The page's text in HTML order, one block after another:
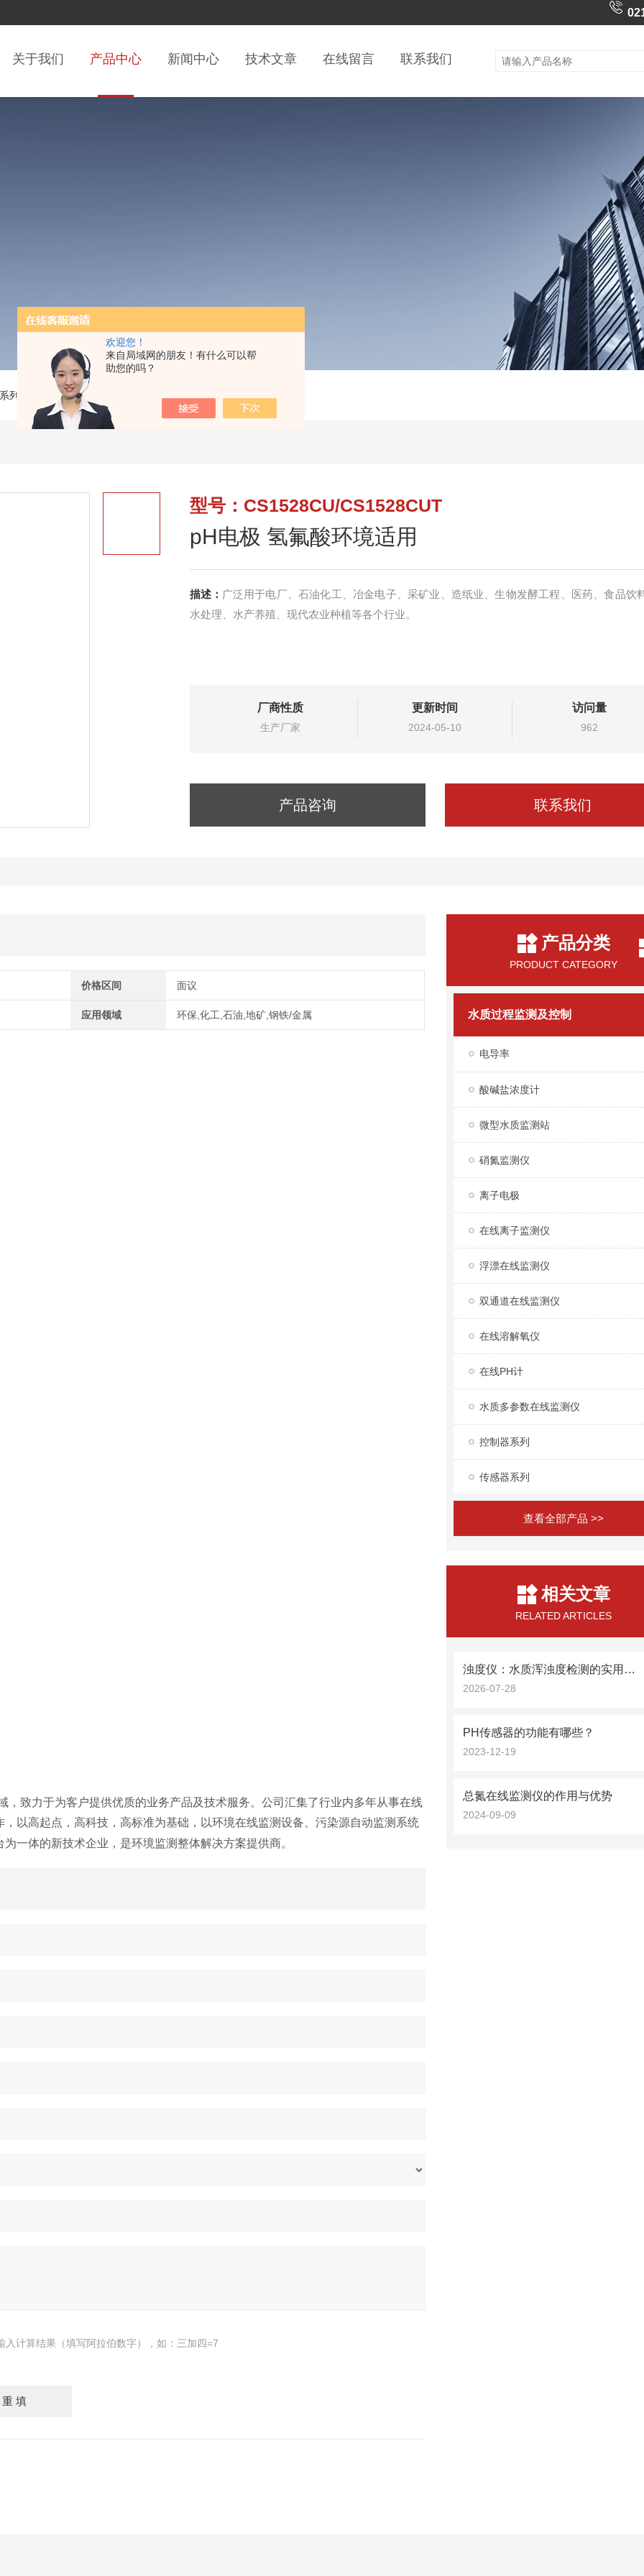
欢迎您！
来自局域网的朋友！有什么可以帮
助您的吗？
关于我们 产品中心 新闻中心 技术文章 在线留言 联系我们
列 CS1528CU/CS1528CUTpH电极 氢氟酸环境适用
型号：CS1528CU/CS1528CUT
pH电极 氢氟酸环境适用
描述： 广泛用于电厂、石油化工、冶金电子、采矿业、造纸业、生物发酵工程、医药、食品饮
水处理、水产养殖、现代农业种植等各个行业。
厂商性质
生产厂家
更新时间
2024-05-10
访问量
962
产品咨询 联系我们
价格区间 面议
应用领域 环保,化工,石油,地矿,钢铁/金属
致力于为客户提供优质的业务产品及技术服务。公司汇集了行业内多年从事在线
以高起点，高科技， 高标准为基础，以环境在线监测设备、污染源自动监测系统
为一体的新技术企业，是环境监测整体解决方案提供商。
入计算结果（填写阿拉伯数字），如：三加四=7
产品分类
PRODUCT CATEGORY
水质过程监测及控制
电导率
酸碱盐浓度计
微型水质监测站
硝氮监测仪
离子电极
在线离子监测仪
浮漂在线监测仪
双通道在线监测仪
在线溶解氧仪
在线PH计
水质多参数在线监测仪
控制器系列
传感器系列
查看全部产品 >>
相关文章
RELATED ARTICLES
浊度仪：水质浑浊度检测的实用设备
2026-07-28
PH传感器的功能有哪些？
2023-12-19
总氮在线监测仪的作用与优势
2024-09-09